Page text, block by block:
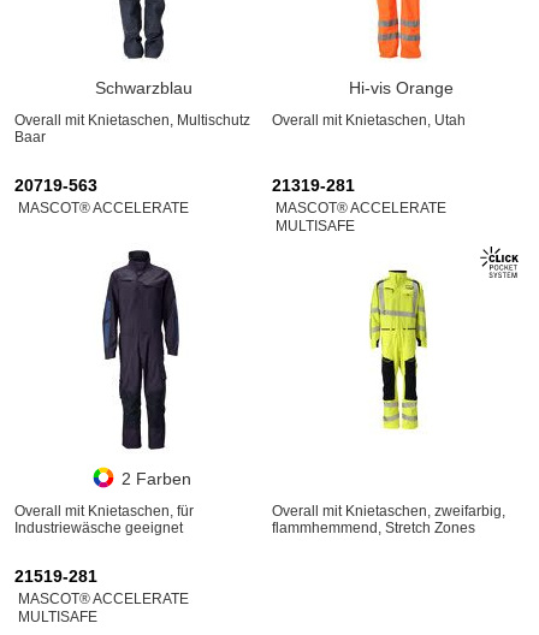
Schwarzblau
Overall mit Knietaschen, Multischutz
Baar
Hi-vis Orange
Overall mit Knietaschen, Utah
20719-563
MASCOT® ACCELERATE
2 Farben
Overall mit Knietaschen, für
Industriewäsche geeignet
21319-281
MASCOT® ACCELERATE
MULTISAFE
Overall mit Knietaschen, zweifarbig,
flammhemmend, Stretch Zones
21519-281
MASCOT® ACCELERATE
MULTISAFE